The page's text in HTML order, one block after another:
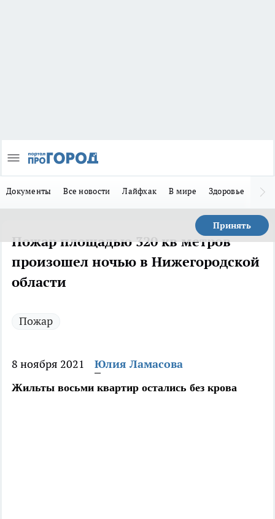
Документы Все новости Лайфхак В мире Здоровье
Принять
Пожар площадью 320 кв метров
произошел ночью в Нижегородской
области
Пожар
8 ноября 2021 Юлия Ламасова
Жильты восьми квартир остались без крова